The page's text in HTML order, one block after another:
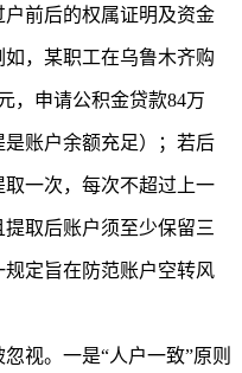
前后的权属证明及资金
，某职工在乌鲁木齐购
，申请公积金贷款84万
账户余额充足）；若后
一次，每次不超过上一
取后账户须至少保留三
定旨在防范账户空转风
视。一是“人户一致”原则